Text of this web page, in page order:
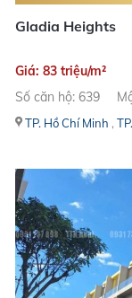
Gladia Heights
Giá: 83 triệu/m²
Số căn hộ: 639
TP. Hồ Chí Minh ,